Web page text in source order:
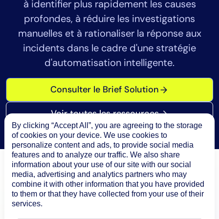
à identifier plus rapidement les causes
profondes, à réduire les investigations
manuelles et à rationaliser la réponse aux
incidents dans le cadre d'une stratégie
d'automatisation intelligente.
Consulter le Brief Solution
Voir toutes les ressources
By clicking “Accept All”, you are agreeing to the storage
of cookies on your device. We use cookies to
personalize content and ads, to provide social media
features and to analyze our traffic. We also share
information about your use of our site with our social
media, advertising and analytics partners who may
combine it with other information that you have provided
to them or that they have collected from your use of their
services.